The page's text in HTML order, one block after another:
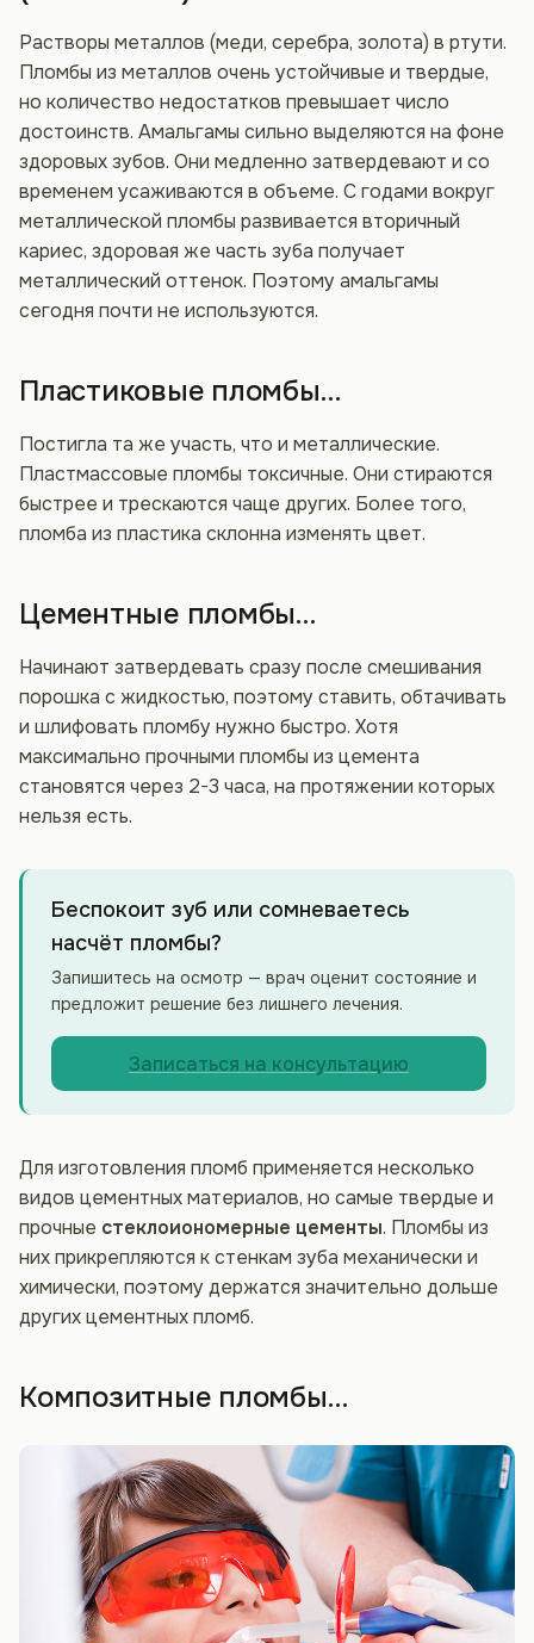
Растворы металлов (меди, серебра, золота) в ртути.
Пломбы из металлов очень устойчивые и твердые,
но количество недостатков превышает число
достоинств. Амальгамы сильно выделяются на фоне
здоровых зубов. Они медленно затвердевают и со
временем усаживаются в объеме. С годами вокруг
металлической пломбы развивается вторичный
кариес, здоровая же часть зуба получает
металлический оттенок. Поэтому амальгамы
сегодня почти не используются.
Пластиковые пломбы…
Постигла та же участь, что и металлические.
Пластмассовые пломбы токсичные. Они стираются
быстрее и трескаются чаще других. Более того,
пломба из пластика склонна изменять цвет.
Цементные пломбы…
Начинают затвердевать сразу после смешивания
порошка с жидкостью, поэтому ставить, обтачивать
и шлифовать пломбу нужно быстро. Хотя
максимально прочными пломбы из цемента
становятся через 2-3 часа, на протяжении которых
нельзя есть.
Беспокоит зуб или сомневаетесь
насчёт пломбы?
Запишитесь на осмотр — врач оценит состояние и
предложит решение без лишнего лечения.
Записаться на консультацию
Для изготовления пломб применяется несколько
видов цементных материалов, но самые твердые и
прочные стеклоиономерные цементы. Пломбы из
них прикрепляются к стенкам зуба механически и
химически, поэтому держатся значительно дольше
других цементных пломб.
Композитные пломбы…